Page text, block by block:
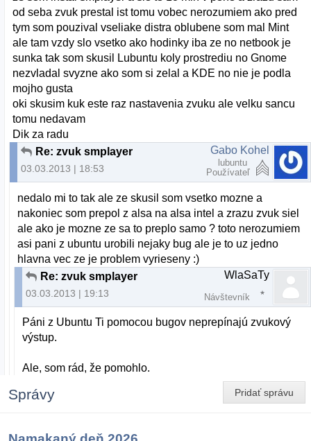
od seba zvuk prestal ist tomu vobec nerozumiem ako pred
tym som pouzival vseliake distra oblubene som mal Mint
ale tam vzdy slo vsetko ako hodinky iba ze no netbook je
sunka tak som skusil Lubuntu koly prostrediu no Gnome
nezvladal svyzne ako som si zelal a KDE no nie je podla
mojho gusta
oki skusim kuk este raz nastavenia zvuku ale velku sancu
tomu nedavam
Dik za radu
Re: zvuk smplayer
03.03.2013 | 18:53
Gabo Kohel
lubuntu
Používateľ
nedalo mi to tak ale ze skusil som vsetko mozne a
nakoniec som prepol z alsa na alsa intel a zrazu zvuk siel
ale ako je mozne ze sa to preplo samo ? toto nerozumiem
asi pani z ubuntu urobili nejaky bug ale je to uz jedno
hlavna vec ze je problem vyrieseny :)
Re: zvuk smplayer
03.03.2013 | 19:13
WlaSaTy
Návštevník
Páni z Ubuntu Ti pomocou bugov neprepínajú zvukový
výstup.
Ale, som rád, že pomohlo.
Pridať správu
Správy